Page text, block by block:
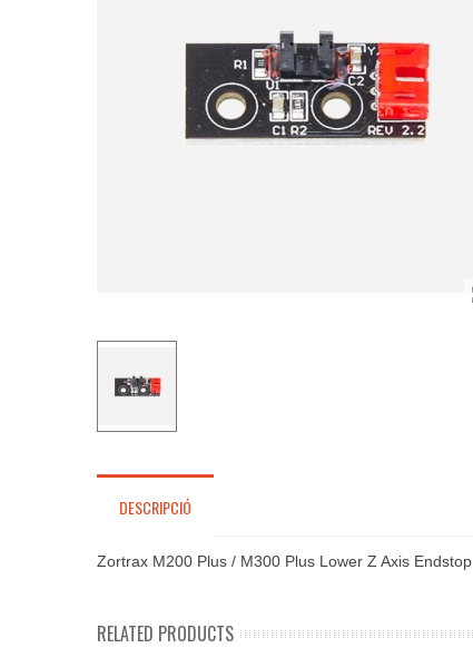
DESCRIPCIÓ
Zortrax M200 Plus / M300 Plus Lower Z Axis Endstop
RELATED PRODUCTS